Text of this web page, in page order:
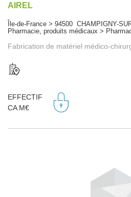
AIREL
Île-de-France > 94500 CHAMPIGNY-
Pharmacie, produits médicaux >
Fabrication de matériel médico-
EFFECTIF
CA M€